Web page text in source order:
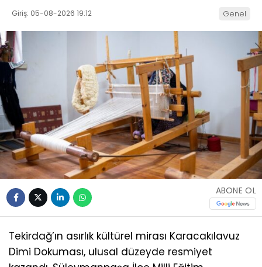
Giriş: 05-08-2026 19:12 Genel
ABONE OL
Tekirdağ’ın asırlık kültürel mirası Karacakılavuz
Dimi Dokuması, ulusal düzeyde resmiyet